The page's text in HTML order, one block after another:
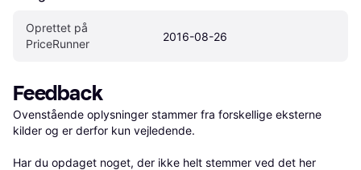
Oprettet på
PriceRunner
2016-08-26
Feedback
Ovenstående oplysninger stammer fra forskellige eksterne
kilder og er derfor kun vejledende.
Har du opdaget noget, der ikke helt stemmer ved det her